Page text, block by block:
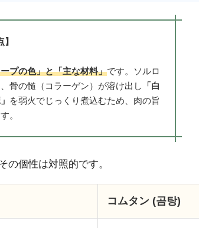
】
プの色」と「主な材料」です。ソルロ
骨の髄（コラーゲン）が溶け出し
「白
を弱火でじっくり煮込むため、肉の旨
。
の個性は対照的です。
コムタン (곰탕)